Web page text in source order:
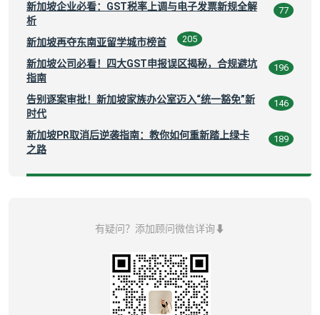
新加坡企业必看：GST税率上调与电子发票新规全解
析
77
新加坡再夺东南亚留学城市榜首 205
新加坡公司必看！四大GST申报误区揭秘，合规避坑
指南
196
告别逐案审批！新加坡家族办公室迈入“统一豁免”新
时代
146
新加坡PR取消后逆袭指南：教你如何重新踏上绿卡
之路
189
有疑问？添加顾问微信详询⬇